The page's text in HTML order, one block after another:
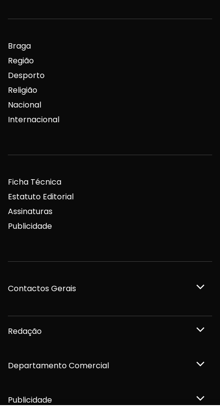
Braga
Região
Desporto
Religião
Nacional
Internacional
Ficha Técnica
Estatuto Editorial
Assinaturas
Publicidade
Contactos Gerais
Redação
Departamento Comercial
Publicidade